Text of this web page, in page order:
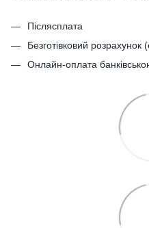
Післясплата
Безготівковий
Онлайн-оплата